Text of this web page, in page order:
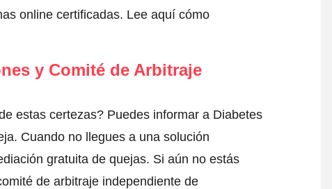
online certificadas. Lee aquí cómo
y Comité de Arbitraje
estas certezas? Puedes informar a Diabetes
. Cuando no llegues a una solución
gratuita de quejas. Si aún no estás
de arbitraje independiente de